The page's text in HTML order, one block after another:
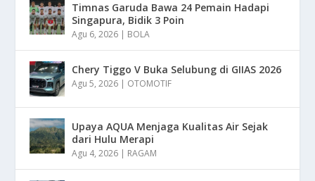
Timnas Garuda Bawa 24 Pemain Hadapi
Singapura, Bidik 3 Poin
Agu 6, 2026 | BOLA
Chery Tiggo V Buka Selubung di GIIAS 2026
Agu 5, 2026 | OTOMOTIF
Upaya AQUA Menjaga Kualitas Air Sejak
dari Hulu Merapi
Agu 4, 2026 | RAGAM